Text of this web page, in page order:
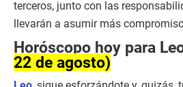
terceros, junto con las
llevarán a asumir más
Horóscopo hoy para
22 de agosto)